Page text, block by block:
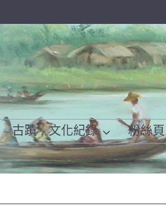
古蹟 文化紀錄 粉絲頁